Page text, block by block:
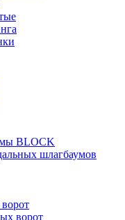
BLOCK
шлагбаумов
ворот